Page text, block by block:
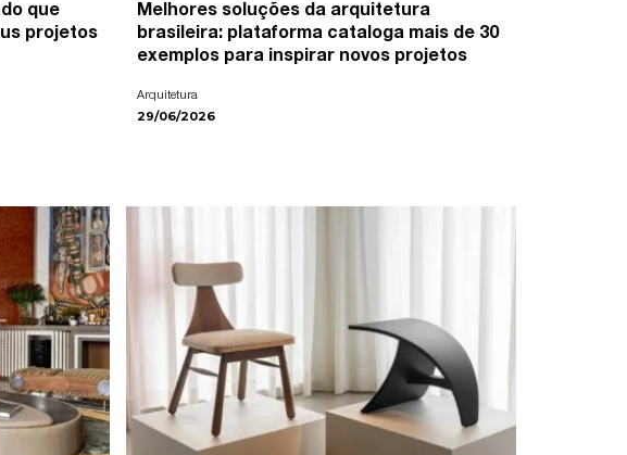
que
projetos
Melhores soluções da arquitetura
brasileira: plataforma cataloga mais de 30
exemplos para inspirar novos projetos
Arquitetura
29/06/2026